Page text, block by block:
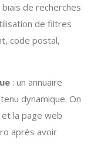
de recherches
de filtres
code postal,
: un annuaire
dynamique. On
la page web
après avoir